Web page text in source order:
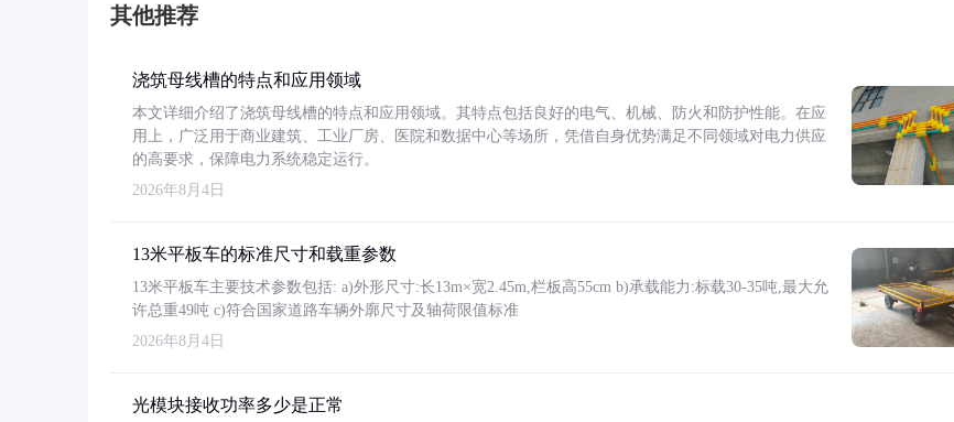
其他推荐
浇筑母线槽的特点和应用领域
本文详细介绍了浇筑母线槽的特点和应用领域。其特点包括良好的电气、机械、防火和防护性能。在应
用上，广泛用于商业建筑、工业厂房、医院和数据中心等场所，凭借自身优势满足不同领域对电力供应
的高要求，保障电力系统稳定运行。
2026年8月4日
13米平板车的标准尺寸和载重参数
13米平板车主要技术参数包括: a)外形尺寸:长13m×宽2.45m,栏板高55cm b)承载能力:标载30-35吨,最大允
许总重49吨 c)符合国家道路车辆外廓尺寸及轴荷限值标准
2026年8月4日
光模块接收功率多少是正常